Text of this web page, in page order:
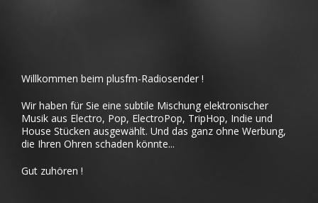
Willkommen beim plusfm-Radiosender !
Wir haben für Sie eine subtile Mischung elektronischer
Musik aus Electro, Pop, ElectroPop, TripHop, Indie und
House Stücken ausgewählt. Und das ganz ohne Werbung,
die Ihren Ohren schaden könnte...
Gut zuhören !